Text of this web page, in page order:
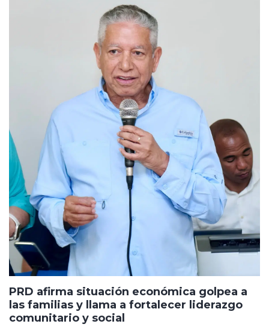
PRD afirma situación económica golpea a
las familias y llama a fortalecer liderazgo
comunitario y social